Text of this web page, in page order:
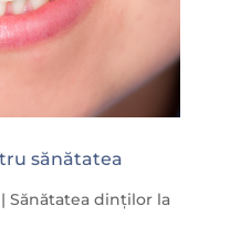
sănătatea
Sănătatea dinților la